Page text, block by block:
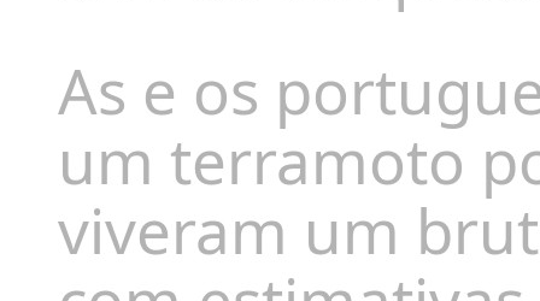
As e os
um terramoto
viveram um